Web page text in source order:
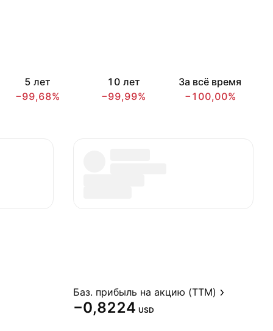
5 лет
−99,68%
10 лет
−99,99%
За всё время
−100,00%
Баз. прибыль на акцию (TTM)
−0,8224 USD